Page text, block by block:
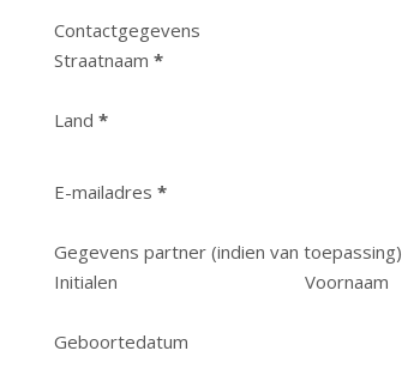
Contactgegevens
Straatnaam *
Land *
E-mailadres *
Gegevens partner (indien van toepassing)
Initialen
Voornaam
Geboortedatum